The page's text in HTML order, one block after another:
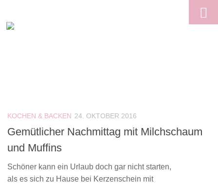
KOCHEN & BACKEN 24. OKTOBER 2016
Gemütlicher Nachmittag mit Milchschaum
und Muffins
Schöner kann ein Urlaub doch gar nicht starten,
als es sich zu Hause bei Kerzenschein mit